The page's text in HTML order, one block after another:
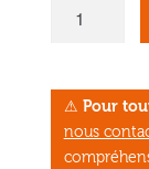
Grande
Encyclo
des
⚠ Pour
nous